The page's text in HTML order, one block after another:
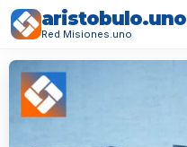
aristobulo.uno
Red Misiones.uno